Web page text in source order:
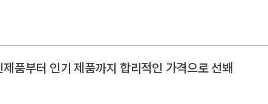
품부터 인기 제품까지 합리적인 가격으로 선봬